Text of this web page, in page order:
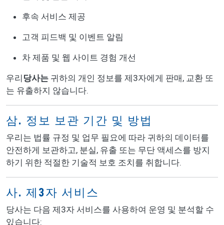
후속 서비스 제공
고객 피드백 및 이벤트 알림
차 제품 및 웹 사이트 경험 개선
우리 당사는 귀하의 개인 정보를 제3자에게 판매, 교환 또
는 유출하지 않습니다.
삼. 정보 보관 기간 및 방법
우리는 법률 규정 및 업무 필요에 따라 귀하의 데이터를
안전하게 보관하고, 분실, 유출 또는 무단 액세스를 방지
하기 위한 적절한 기술적 보호 조치를 취합니다.
사. 제3자 서비스
당사는 다음 제3자 서비스를 사용하여 운영 및 분석할 수
있습니다: